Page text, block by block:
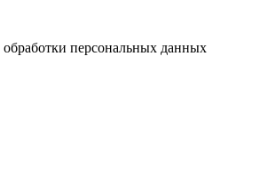
обработки персональных данных